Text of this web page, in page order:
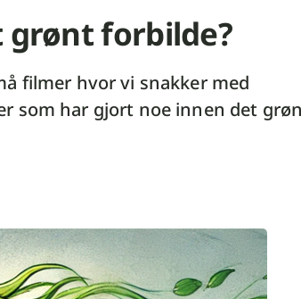
grønt forbilde?
filmer hvor vi snakker med
som har gjort noe innen det